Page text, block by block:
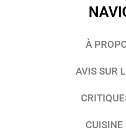
À
AVIS SUR